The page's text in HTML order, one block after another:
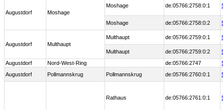
Augustdorf Moshage
Moshage de:05766:2758:0:1
Moshage de:05766:2758:0:2
Augustdorf Multhaupt
Multhaupt de:05766:2759:0:1
Multhaupt de:05766:2759:0:2
Augustdorf
Nord-West-Ring de:05766:2747
Augustdorf
Pollmannskrug Pollmannskrug de:05766:2760:0:1
Rathaus de:05766:2761:0:1